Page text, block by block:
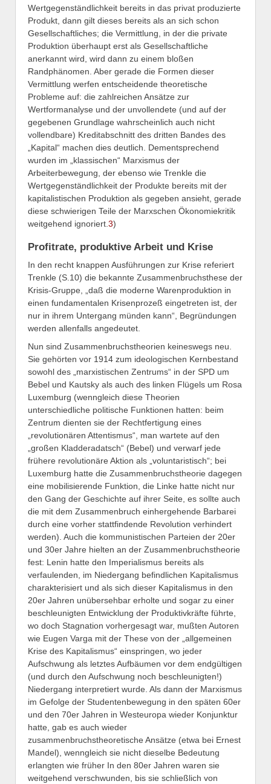
Wertgegenständlichkeit bereits in das privat produzierte
Produkt, dann gilt dieses bereits als an sich schon
Gesellschaftliches; die Vermittlung, in der die private
Produktion überhaupt erst als Gesellschaftliche
anerkannt wird, wird dann zu einem bloßen
Randphänomen. Aber gerade die Formen dieser
Vermittlung werfen entscheidende theoretische
Probleme auf: die zahlreichen Ansätze zur
Wertformanalyse und der unvollendete (und auf der
gegebenen Grundlage wahrscheinlich auch nicht
vollendbare) Kreditabschnitt des dritten Bandes des
„Kapital“ machen dies deutlich. Dementsprechend
wurden im „klassischen“ Marxismus der
Arbeiterbewegung, der ebenso wie Trenkle die
Wertgegenständlichkeit der Produkte bereits mit der
kapitalistischen Produktion als gegeben ansieht, gerade
diese schwierigen Teile der Marxschen Ökonomiekritik
weitgehend ignoriert. 3)
Profitrate, produktive Arbeit und Krise
In den recht knappen Ausführungen zur Krise referiert
Trenkle (S.10) die bekannte Zusammenbruchsthese der
Krisis-Gruppe, „daß die moderne Warenproduktion in
einen fundamentalen Krisenprozeß eingetreten ist, der
nur in ihrem Untergang münden kann“, Begründungen
werden allenfalls angedeutet.
Nun sind Zusammenbruchstheorien keineswegs neu.
Sie gehörten vor 1914 zum ideologischen Kernbestand
sowohl des „marxistischen Zentrums“ in der SPD um
Bebel und Kautsky als auch des linken Flügels um Rosa
Luxemburg (wenngleich diese Theorien
unterschiedliche politische Funktionen hatten: beim
Zentrum dienten sie der Rechtfertigung eines
„revolutionären Attentismus“, man wartete auf den
„großen Kladderadatsch“ (Bebel) und verwarf jede
frühere revolutionäre Aktion als „voluntaristisch“; bei
Luxemburg hatte die Zusammenbruchstheorie dagegen
eine mobilisierende Funktion, die Linke hatte nicht nur
den Gang der Geschichte auf ihrer Seite, es sollte auch
die mit dem Zusammenbruch einhergehende Barbarei
durch eine vorher stattfindende Revolution verhindert
werden). Auch die kommunistischen Parteien der 20er
und 30er Jahre hielten an der Zusammenbruchstheorie
fest: Lenin hatte den Imperialismus bereits als
verfaulenden, im Niedergang befindlichen Kapitalismus
charakterisiert und als sich dieser Kapitalismus in den
20er Jahren unübersehbar erholte und sogar zu einer
beschleunigten Entwicklung der Produktivkräfte führte,
wo doch Stagnation vorhergesagt war, mußten Autoren
wie Eugen Varga mit der These von der „allgemeinen
Krise des Kapitalismus“ einspringen, wo jeder
Aufschwung als letztes Aufbäumen vor dem endgültigen
(und durch den Aufschwung noch beschleunigten!)
Niedergang interpretiert wurde. Als dann der Marxismus
im Gefolge der Studentenbewegung in den späten 60er
und den 70er Jahren in Westeuropa wieder Konjunktur
hatte, gab es auch wieder
zusammenbruchstheoretische Ansätze (etwa bei Ernest
Mandel), wenngleich sie nicht dieselbe Bedeutung
erlangten wie früher In den 80er Jahren waren sie
weitgehend verschwunden, bis sie schließlich von